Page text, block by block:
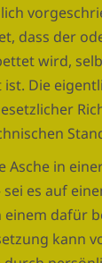
dass der
wird,
Die
Asche in
es auf
dafür
kann